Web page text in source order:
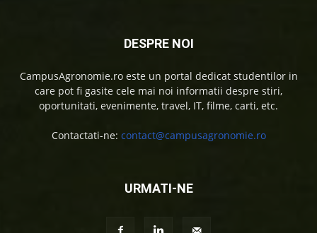
DESPRE NOI
CampusAgronomie.ro este un portal dedicat studentilor in
care pot fi gasite cele mai noi informatii despre stiri,
oportunitati, evenimente, travel, IT, filme, carti, etc.
Contactati-ne: contact@campusagronomie.ro
URMATI-NE